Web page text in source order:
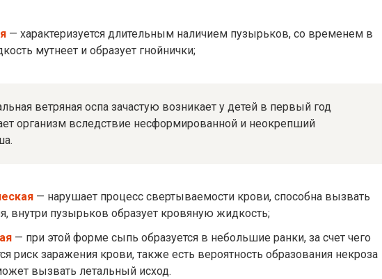
— характеризуется длительным наличием пузырьков, со временем в
мутнеет и образует гнойнички;
ветряная оспа зачастую возникает у детей в первый год
организм вследствие несформированной и неокрепший
— нарушает процесс свертываемости крови, способна вызвать
внутри пузырьков образует кровяную жидкость;
— при этой форме сыпь образуется в небольшие ранки, за счет чего
риск заражения крови, также есть вероятность образования некроза
вызвать летальный исход.